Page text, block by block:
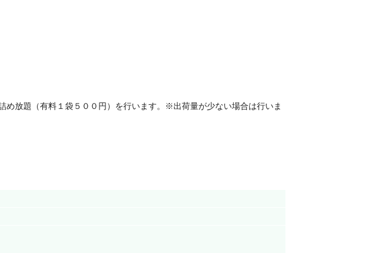
放題（有料１袋５００円）を行います。※出荷量が少ない場合は行いま